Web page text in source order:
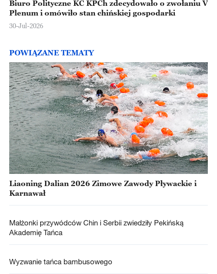
Biuro Polityczne KC KPCh zdecydowało o zwołaniu V
Plenum i omówiło stan chińskiej gospodarki
30-Jul-2026
POWIĄZANE TEMATY
Liaoning Dalian 2026 Zimowe Zawody Pływackie i
Karnawał
Małżonki przywódców Chin i Serbii zwiedziły Pekińską
Akademię Tańca
Wyzwanie tańca bambusowego